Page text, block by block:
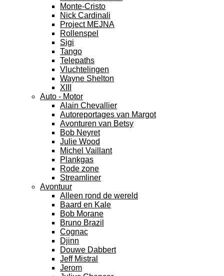
Monte-Cristo
Nick Cardinali
Project MEJNA
Rollenspel
Sigi
Tango
Telepaths
Vluchtelingen
Wayne Shelton
XIII
Auto - Motor
Alain Chevallier
Autoreportages van Margot
Avonturen van Betsy
Bob Neyret
Julie Wood
Michel Vaillant
Plankgas
Rode zone
Streamliner
Avontuur
Alleen rond de wereld
Baard en Kale
Bob Morane
Bruno Brazil
Cognac
Djinn
Douwe Dabbert
Jeff Mistral
Jerom